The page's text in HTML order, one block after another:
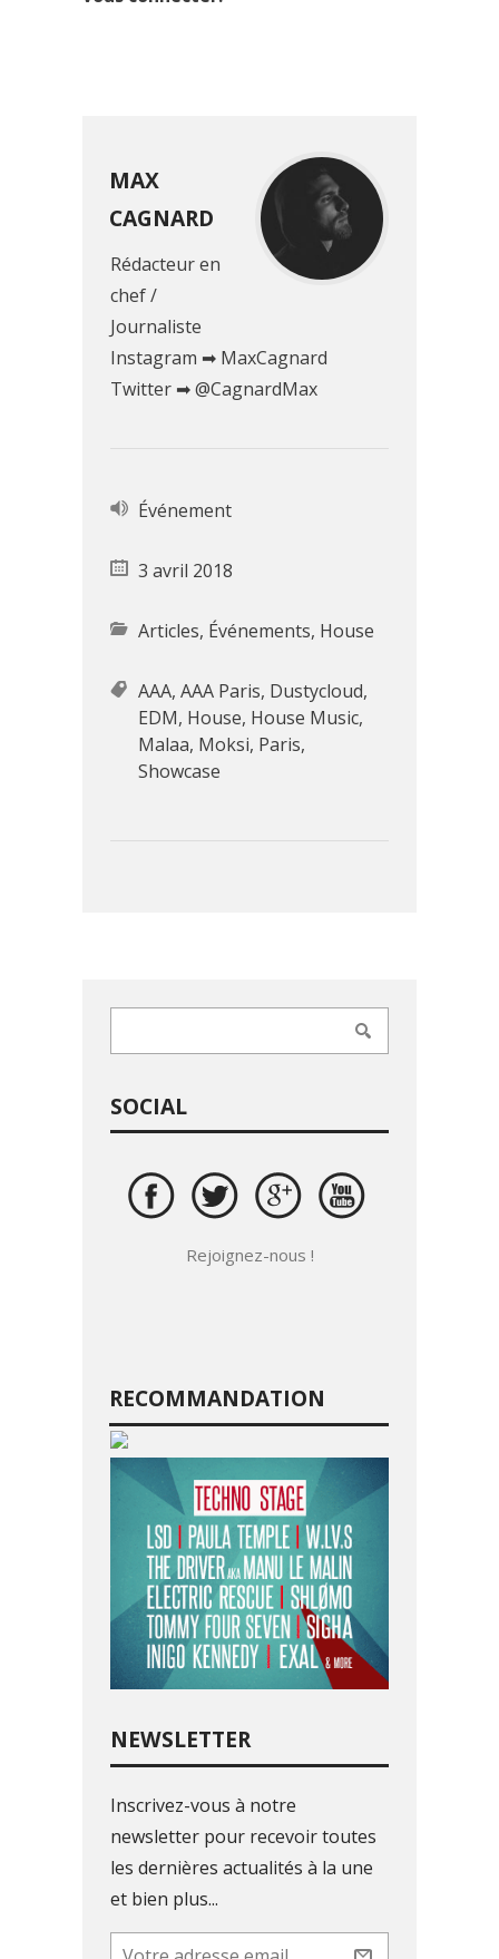
MAX
CAGNARD
Rédacteur en
chef /
Journaliste
Instagram ➡ MaxCagnard
Twitter ➡ @CagnardMax
Événement
3 avril 2018
Articles, Événements, House
AAA, AAA Paris, Dustycloud,
EDM, House, House Music,
Malaa, Moksi, Paris,
Showcase
SOCIAL
Rejoignez-nous !
RECOMMANDATION
NEWSLETTER
Inscrivez-vous à notre
newsletter pour recevoir toutes
les dernières actualités à la une
et bien plus...